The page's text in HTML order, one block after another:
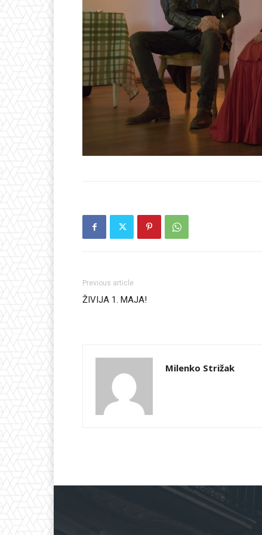
Previous article
ŽIVIJA 1. MAJA!
Milenko Strižak